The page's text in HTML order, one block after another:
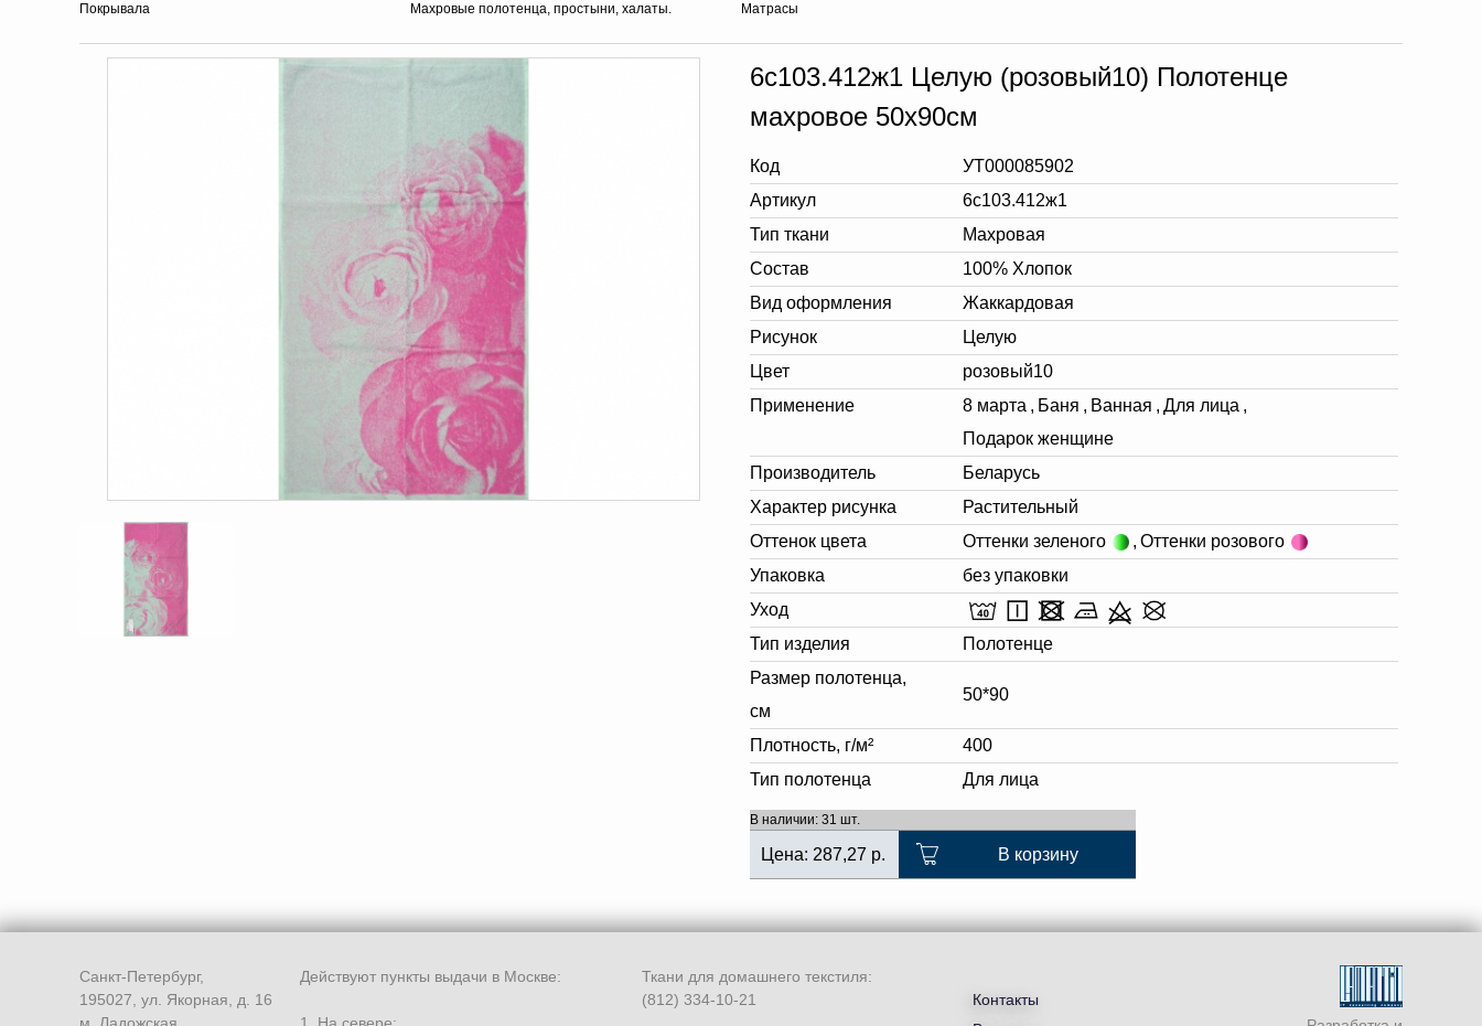
Покрывала
Махровые полотенца, простыни, халаты.
Матрасы
6с103.412ж1 Целую (розовый10) Полотенце
махровое 50х90см
Код
УТ000085902
Артикул
6с103.412ж1
Тип ткани
Махровая
Состав
100% Хлопок
Вид оформления
Жаккардовая
Рисунок
Целую
Цвет
розовый10
Применение
8 марта , Баня , Ванная , Для лица ,
Подарок женщине
Производитель
Беларусь
Характер рисунка
Растительный
Оттенок цвета
Оттенки зеленого , Оттенки розового
Упаковка
без упаковки
Уход
Тип изделия
Полотенце
Размер полотенца,
см
50*90
Плотность, г/м²
400
Тип полотенца
Для лица
В наличии: 31 шт.
Цена: 287,27 р. В корзину
Санкт-Петербург,
195027, ул. Якорная, д. 16
Действуют пункты выдачи в Москве:
Ткани для домашнего текстиля:
(812) 334-10-21
Контакты